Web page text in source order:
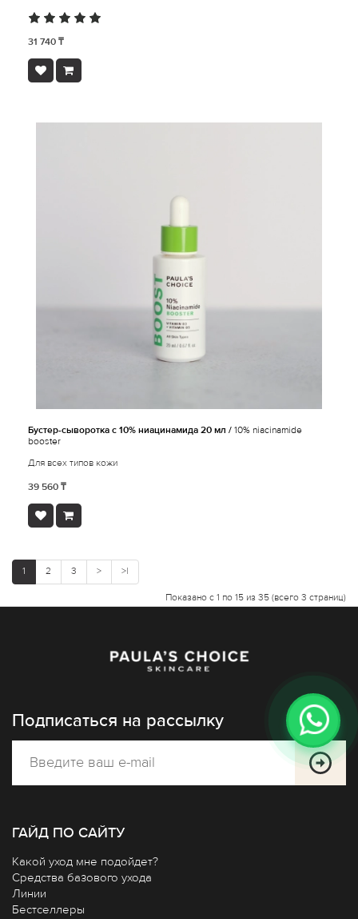
31 740 ₸
Бустер-сыворотка с 10% ниацинамида 20 мл / 10% niacinamide
booster
Для всех типов кожи
39 560 ₸
1 2 3 > >|
Показано с 1 по 15 из 35 (всего 3 страниц)
Подписаться на рассылку
ГАЙД ПО САЙТУ
Какой уход мне подойдет?
Средства базового ухода
Линии
Бестселлеры